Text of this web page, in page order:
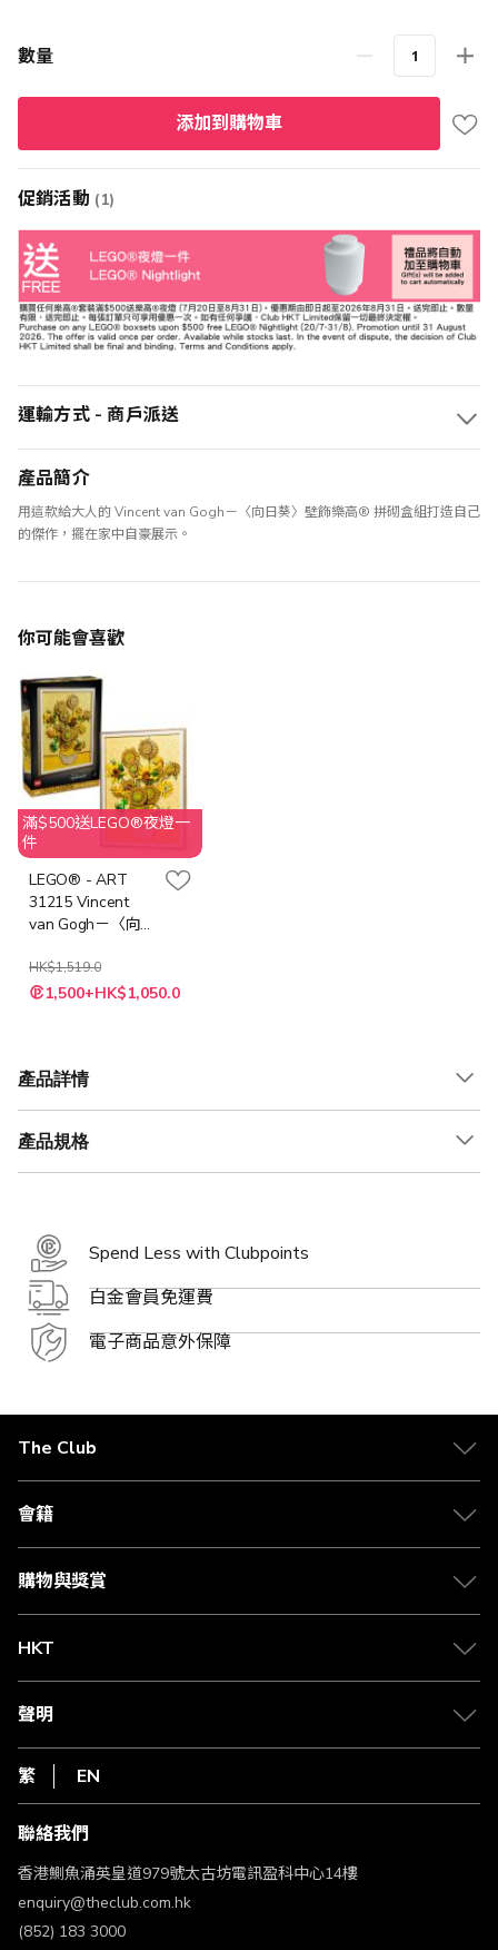
數量
添加到購物車
促銷活動 (1)
運輸方式 - 商戶派送
產品簡介
用這款給大人的 Vincent van Gogh－〈向日葵〉壁飾樂高® 拼砌盒組打造自己
的傑作，擺在家中自豪展示。
你可能會喜歡
滿$500送LEGO®夜燈一
件
LEGO® - ART
31215 Vincent
van Gogh－〈向
谷 , 居家擺設 , 積
木)
HK$1,519.0
特 1,500+HK$1,050.0
產品詳情
產品規格
Spend Less with Clubpoints
白金會員免運費
電子商品意外保障
The Club
關於 The Club
合作夥伴
媒體中心
會籍
會籍及專屬禮遇
賺取積分
購物與獎賞
物流與配送
Club Shopping 商品領取站
常見問題
HKT
csl.
1010
HKT
聲明
私隱聲明
使用條款
條款及細則
不歧視及不騷擾聲明
認可牌照及通告
繁 EN
聯絡我們
香港鰂魚涌英皇道979號太古坊電訊盈科中心14樓
enquiry@theclub.com.hk
(852) 183 3000